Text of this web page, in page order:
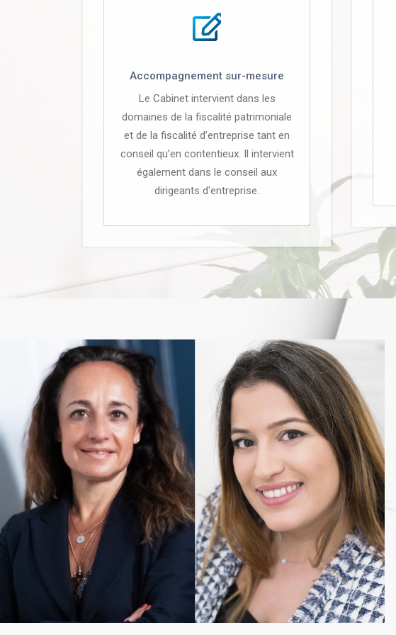
Accompagnement sur-mesure
Le Cabinet intervient dans les
domaines de la fiscalité patrimoniale
et de la fiscalité d’entreprise tant en
conseil qu’en contentieux. Il intervient
également dans le conseil aux
dirigeants d'entreprise.